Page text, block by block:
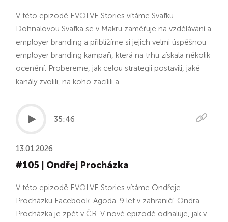
V této epizodě EVOLVE Stories vítáme Svaťku
Dohnalovou Svaťka se v Makru zaměřuje na vzdělávání a
employer branding a přiblížíme si jejich velmi úspěšnou
employer branding kampaň, která na trhu získala několik
ocenění. Probereme, jak celou strategii postavili, jaké
kanály zvolili, na koho zacílili a...
35:46
13.01.2026
#105 | Ondřej Procházka
V této epizodě EVOLVE Stories vítáme Ondřeje
Procházku Facebook. Agoda. 9 let v zahraničí. Ondra
Procházka je zpět v ČR. V nové epizodě odhaluje, jak v